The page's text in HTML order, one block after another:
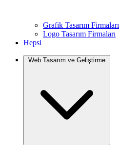
Grafik Tasarım Firmaları
Logo Tasarım Firmaları
Hepsi
Web Tasarım ve Geliştirme